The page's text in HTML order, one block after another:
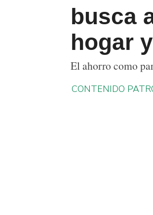
busca
hogar
El ahorro como
CONTENIDO